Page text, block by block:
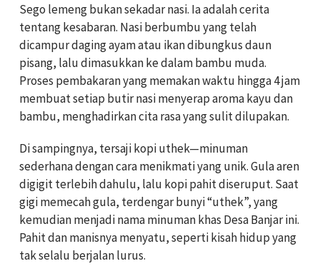
Sego lemeng bukan sekadar nasi. Ia adalah cerita
tentang kesabaran. Nasi berbumbu yang telah
dicampur daging ayam atau ikan dibungkus daun
pisang, lalu dimasukkan ke dalam bambu muda.
Proses pembakaran yang memakan waktu hingga 4 jam
membuat setiap butir nasi menyerap aroma kayu dan
bambu, menghadirkan cita rasa yang sulit dilupakan.
Di sampingnya, tersaji kopi uthek—minuman
sederhana dengan cara menikmati yang unik. Gula aren
digigit terlebih dahulu, lalu kopi pahit diseruput. Saat
gigi memecah gula, terdengar bunyi “uthek”, yang
kemudian menjadi nama minuman khas Desa Banjar ini.
Pahit dan manisnya menyatu, seperti kisah hidup yang
tak selalu berjalan lurus.